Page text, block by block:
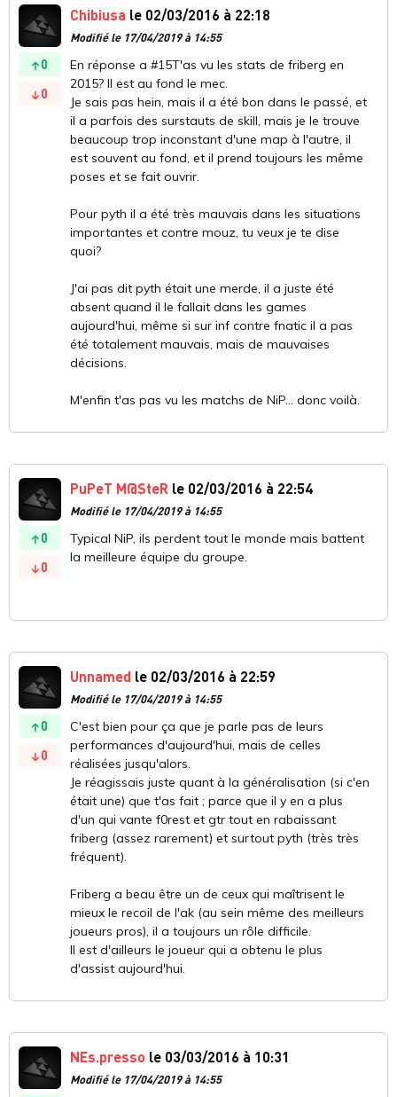
0
0
Chibiusa le 02/03/2016 à 22:18
Modifié le 17/04/2019 à 14:55
En réponse a #15T'as vu les stats de friberg en
2015? Il est au fond le mec.
Je sais pas hein, mais il a été bon dans le passé, et
il a parfois des surstauts de skill, mais je le trouve
beaucoup trop inconstant d'une map à l'autre, il
est souvent au fond, et il prend toujours les même
poses et se fait ouvrir.
Pour pyth il a été très mauvais dans les situations
importantes et contre mouz, tu veux je te dise
quoi?
J'ai pas dit pyth était une merde, il a juste été
absent quand il le fallait dans les games
aujourd'hui, même si sur inf contre fnatic il a pas
été totalement mauvais, mais de mauvaises
décisions.
M'enfin t'as pas vu les matchs de NiP... donc voilà.
0
0
PuPeT M@SteR le 02/03/2016 à 22:54
Modifié le 17/04/2019 à 14:55
Typical NiP, ils perdent tout le monde mais battent
la meilleure équipe du groupe.
0
0
Unnamed le 02/03/2016 à 22:59
Modifié le 17/04/2019 à 14:55
C'est bien pour ça que je parle pas de leurs
performances d'aujourd'hui, mais de celles
réalisées jusqu'alors.
Je réagissais juste quant à la généralisation (si c'en
était une) que t'as fait ; parce que il y en a plus
d'un qui vante f0rest et gtr tout en rabaissant
friberg (assez rarement) et surtout pyth (très très
fréquent).
Friberg a beau être un de ceux qui maîtrisent le
mieux le recoil de l'ak (au sein même des meilleurs
joueurs pros), il a toujours un rôle difficile.
Il est d'ailleurs le joueur qui a obtenu le plus
d'assist aujourd'hui.
NEs.presso le 03/03/2016 à 10:31
Modifié le 17/04/2019 à 14:55